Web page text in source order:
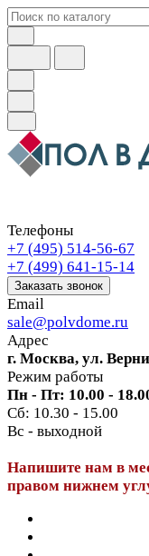
Телефоны
+7 (495) 514-56-67
+7 (499) 641-15-14
Заказать звонок
Email
sale@polvdome.ru
Адрес
г. Москва, ул.
Режим работы
Пн - Пт: 10.00 -
Сб: 10.30 - 15.00
Вс - выходной
Напишите нам в
правом нижнем